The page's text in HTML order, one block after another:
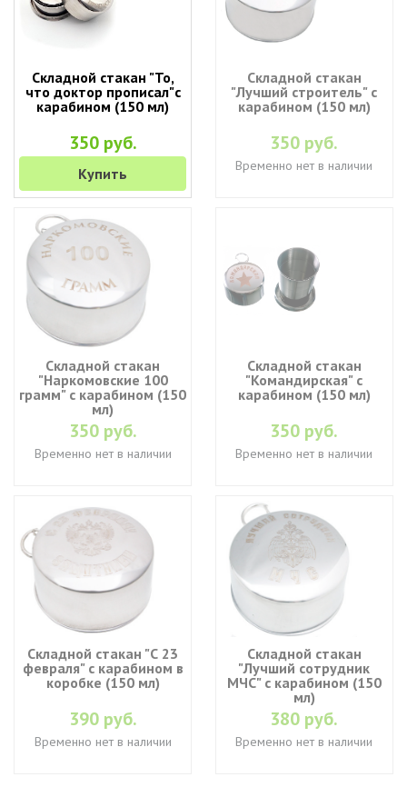
Складной стакан "То,
что доктор прописал"с
карабином (150 мл)
350 руб.
Купить
Складной стакан
"Лучший строитель" с
карабином (150 мл)
350 руб.
Временно нет в наличии
Складной стакан
"Наркомовские 100
грамм" с карабином (150
мл)
350 руб.
Временно нет в наличии
Складной стакан
"Командирская" с
карабином (150 мл)
350 руб.
Временно нет в наличии
Складной стакан "С 23
февраля" с карабином в
коробке (150 мл)
390 руб.
Временно нет в наличии
Складной стакан
"Лучший сотрудник
МЧС" с карабином (150
мл)
380 руб.
Временно нет в наличии